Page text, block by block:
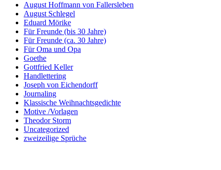
August Hoffmann von Fallersleben
August Schlegel
Eduard Mörike
Für Freunde (bis 30 Jahre)
Für Freunde (ca. 30 Jahre)
Für Oma und Opa
Goethe
Gottfried Keller
Handlettering
Joseph von Eichendorff
Journaling
Klassische Weihnachtsgedichte
Motive /Vorlagen
Theodor Storm
Uncategorized
zweizeilige Sprüche